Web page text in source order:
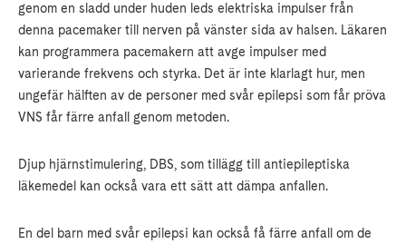
genom en sladd under huden leds elektriska impulser från
denna pacemaker till nerven på vänster sida av halsen. Läkaren
kan programmera pacemakern att avge impulser med
varierande frekvens och styrka. Det är inte klarlagt hur, men
ungefär hälften av de personer med svår epilepsi som får pröva
VNS får färre anfall genom metoden.
Djup hjärnstimulering, DBS, som tillägg till antiepileptiska
läkemedel kan också vara ett sätt att dämpa anfallen.
En del barn med svår epilepsi kan också få färre anfall om de